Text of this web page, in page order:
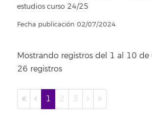
estudios curso 24/25
Fecha publicación 02/07/2024
Mostrando registros del 1 al 10
26 registros
1 2 3